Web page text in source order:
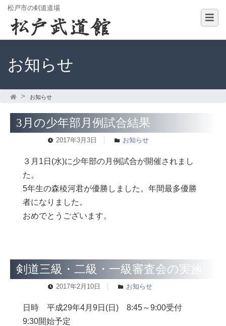
松戸市の剣道道場
お知らせ
お知らせ
3月の少年部月例試合結果
2017年3月3日 お知らせ
３月1日(水)に少年部の月例試合が開催されまし
た。
5年生の森稜河君が優勝しました。年間最多優勝
者になりました。
おめでとうございます。
剣道三級・二級・一級審査会の実施
2017年2月10日 お知らせ
日時 平成29年4月9日(日) 8:45～9:00受付
9:30開始予定